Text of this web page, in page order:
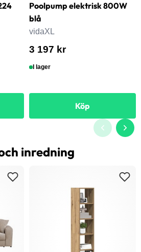
Poolpump elektrisk 800W
blå
vidaXL
3 197 kr
I lager
Köp
inredning